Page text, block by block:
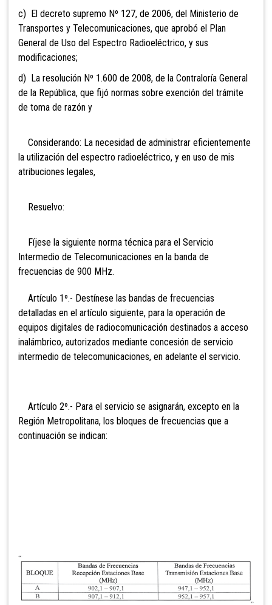
c) El decreto supremo Nº 127, de 2006, del Ministerio de
Transportes y Telecomunicaciones, que aprobó el Plan
General de Uso del Espectro Radioeléctrico, y sus
modificaciones;
d) La resolución Nº 1.600 de 2008, de la Contraloría General
de la República, que fijó normas sobre exención del trámite
de toma de razón y
Considerando: La necesidad de administrar eficientemente
la utilización del espectro radioeléctrico, y en uso de mis
atribuciones legales,
Resuelvo:
Fíjese la siguiente norma técnica para el Servicio
Intermedio de Telecomunicaciones en la banda de
frecuencias de 900 MHz.
Artículo 1º.- Destínese las bandas de frecuencias
detalladas en el artículo siguiente, para la operación de
equipos digitales de radiocomunicación destinados a acceso
inalámbrico, autorizados mediante concesión de servicio
intermedio de telecomunicaciones, en adelante el servicio.
Artículo 2º.- Para el servicio se asignarán, excepto en la
Región Metropolitana, los bloques de frecuencias que a
continuación se indican: